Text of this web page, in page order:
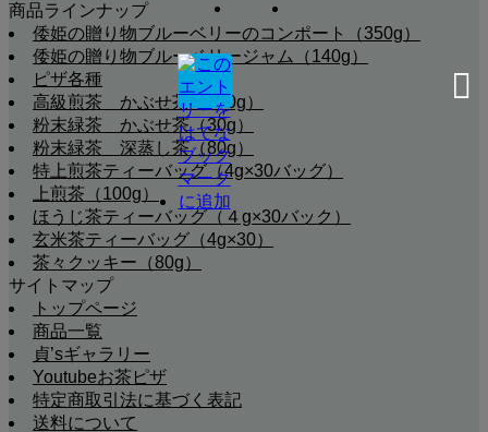
商品ラインナップ
倭姫の贈り物ブルーベリーのコンポート（350g）
倭姫の贈り物ブルーベリージャム（140g）
ピザ各種
高級煎茶 かぶせ茶（100g）
粉末緑茶 かぶせ茶（30g）
粉末緑茶 深蒸し茶（80g）
特上煎茶ティーバッグ（4g×30バッグ）
上煎茶（100g）
ほうじ茶ティーバッグ（４g×30バック）
玄米茶ティーバッグ（4g×30）
茶々クッキー（80g）
サイトマップ
トップページ
商品一覧
貞’sギャラリー
Youtubeお茶ピザ
特定商取引法に基づく表記
送料について